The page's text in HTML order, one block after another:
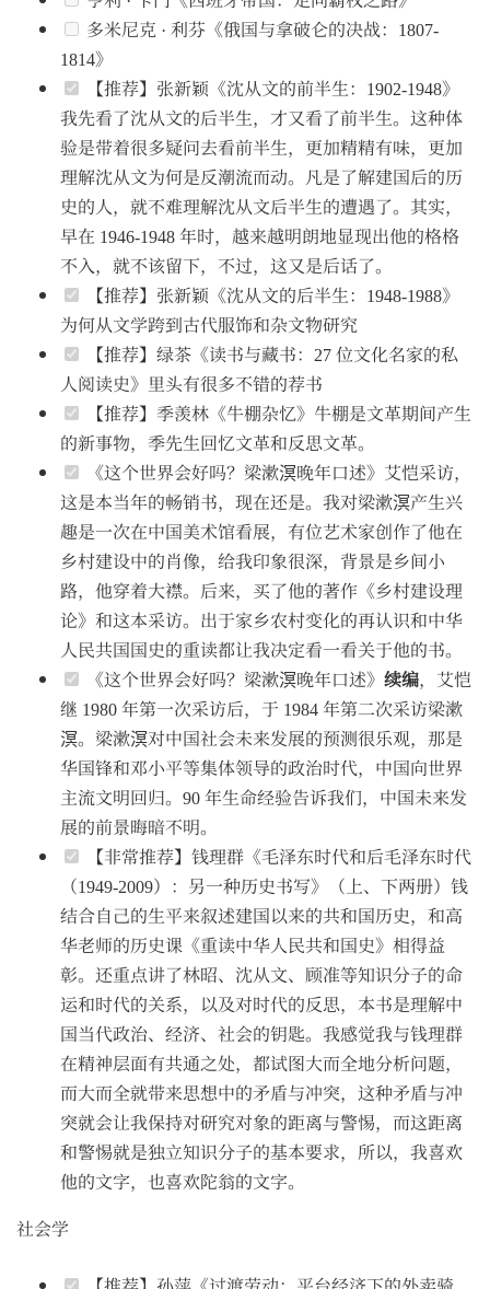
多米尼克 · 利芬《俄国与拿破仑的决战：1807-
1814》
【推荐】张新颖《沈从文的前半生：1902-1948》
我先看了沈从文的后半生，才又看了前半生。这种体
验是带着很多疑问去看前半生，更加精精有味，更加
理解沈从文为何是反潮流而动。凡是了解建国后的历
史的人，就不难理解沈从文后半生的遭遇了。其实，
早在 1946-1948 年时，越来越明朗地显现出他的格格
不入，就不该留下，不过，这又是后话了。
【推荐】张新颖《沈从文的后半生：1948-1988》
为何从文学跨到古代服饰和杂文物研究
【推荐】绿茶《读书与藏书：27 位文化名家的私
人阅读史》里头有很多不错的荐书
【推荐】季羡林《牛棚杂忆》牛棚是文革期间产生
的新事物，季先生回忆文革和反思文革。
《这个世界会好吗？梁漱溟晚年口述》艾恺采访，
这是本当年的畅销书，现在还是。我对梁漱溟产生兴
趣是一次在中国美术馆看展，有位艺术家创作了他在
乡村建设中的肖像，给我印象很深，背景是乡间小
路，他穿着大襟。后来，买了他的著作《乡村建设理
论》和这本采访。出于家乡农村变化的再认识和中华
人民共国国史的重读都让我决定看一看关于他的书。
《这个世界会好吗？梁漱溟晚年口述》 续编，艾恺
继 1980 年第一次采访后，于 1984 年第二次采访梁漱
溟。梁漱溟对中国社会未来发展的预测很乐观，那是
华国锋和邓小平等集体领导的政治时代，中国向世界
主流文明回归。90 年生命经验告诉我们，中国未来发
展的前景晦暗不明。
【非常推荐】钱理群《毛泽东时代和后毛泽东时代
（1949-2009）：另一种历史书写》（上、下两册）钱
结合自己的生平来叙述建国以来的共和国历史，和高
华老师的历史课《重读中华人民共和国史》相得益
彰。还重点讲了林昭、沈从文、顾准等知识分子的命
运和时代的关系，以及对时代的反思，本书是理解中
国当代政治、经济、社会的钥匙。我感觉我与钱理群
在精神层面有共通之处，都试图大而全地分析问题，
而大而全就带来思想中的矛盾与冲突，这种矛盾与冲
突就会让我保持对研究对象的距离与警惕，而这距离
和警惕就是独立知识分子的基本要求，所以，我喜欢
他的文字，也喜欢陀翁的文字。
社会学